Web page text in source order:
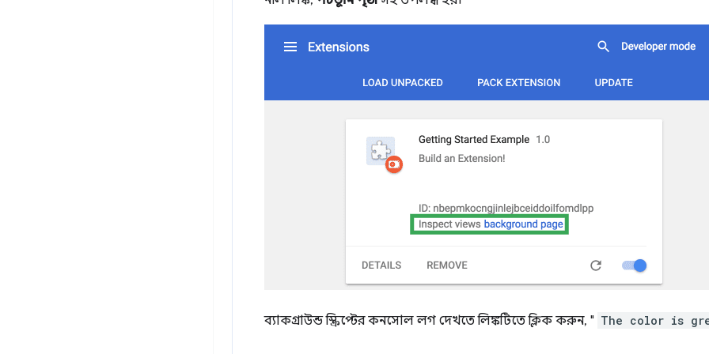
ব্যাকগ্রাউন্ড স্ক্রিপ্টের কনসোল লগ দেখতে লিঙ্কটিতে ক্লিক করুন, " The color is